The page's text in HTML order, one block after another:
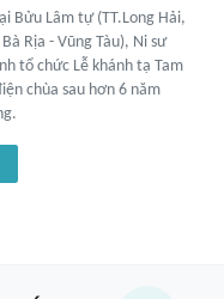
Bửu Lâm tự (TT.Long Hải,
Rịa - Vũng Tàu), Ni sư
tổ chức Lễ khánh tạ Tam
chùa sau hơn 6 năm